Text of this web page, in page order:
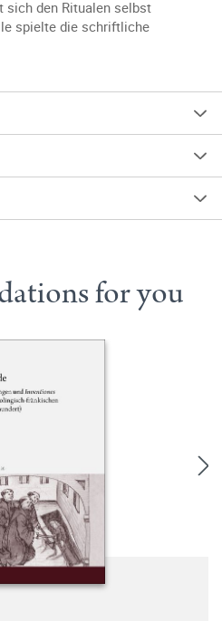
den Ritualen selbst
spielte die schriftliche
for you